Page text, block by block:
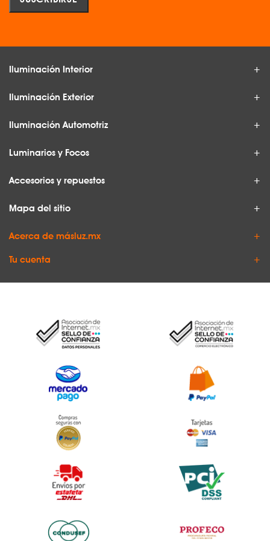
Iluminación Interior
Iluminación Exterior
Iluminación Automotriz
Luminarios y Focos
Accesorios y repuestos
Mapa del sitio
Acerca de másluz.mx
Tu cuenta